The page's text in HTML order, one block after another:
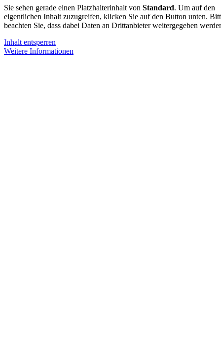
Sie sehen gerade einen Platzhalterinhalt von Standard. Um auf den
eigentlichen Inhalt zuzugreifen, klicken Sie auf den Button unten.
beachten Sie, dass dabei Daten an Drittanbieter weitergegeben
Inhalt entsperren
Weitere Informationen